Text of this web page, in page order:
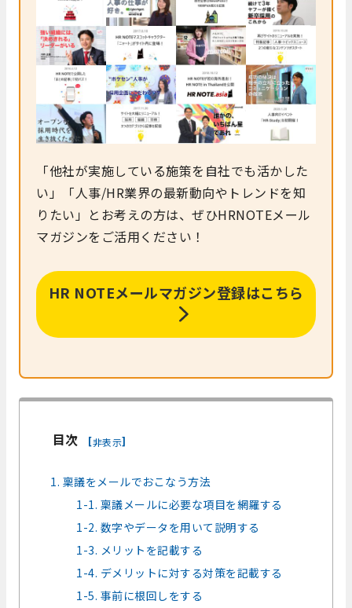
「他社が実施している施策を自社でも活かした
い」「人事/HR業界の最新動向やトレンドを知
りたい」とお考えの方は、ぜひHRNOTEメール
マガジンをご活用ください！
HR NOTEメールマガジン登録はこちら
目次 [非表示]
1. 稟議をメールでおこなう方法
1-1. 稟議メールに必要な項目を網羅する
1-2. 数字やデータを用いて説明する
1-3. メリットを記載する
1-4. デメリットに対する対策を記載する
1-5. 事前に根回しをする